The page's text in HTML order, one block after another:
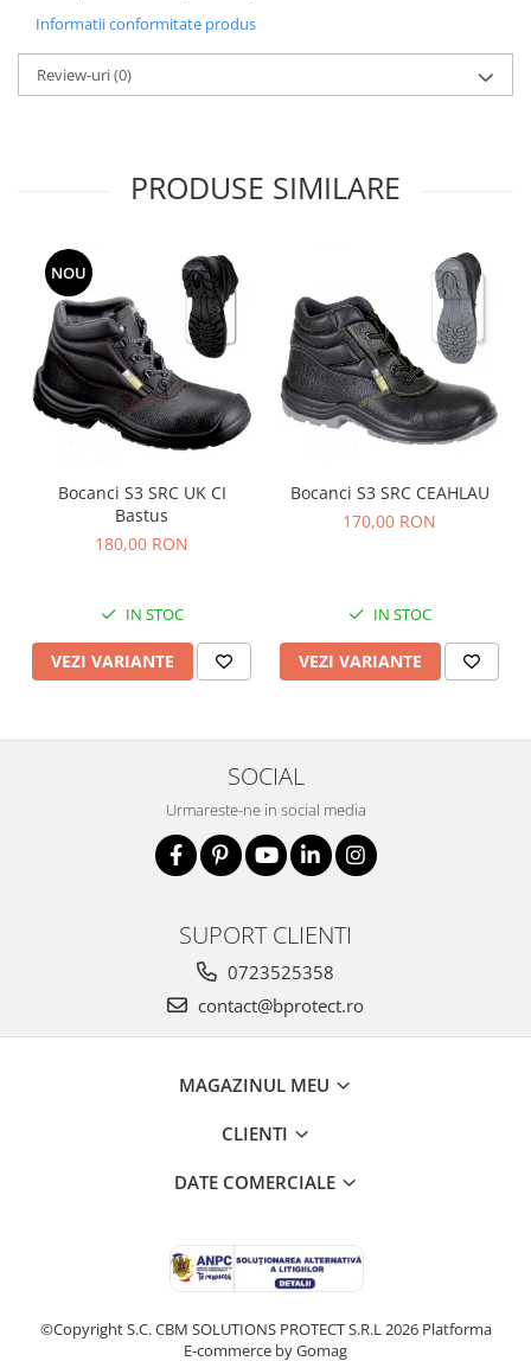
Informatii conformitate produs
Review-uri(0)
PRODUSE SIMILARE
NOU
Bocanci S3 SRC UK CI
Bastus
180,00 RON
IN STOC
VEZI VARIANTE
Bocanci S3 SRC CEAHLAU
170,00 RON
IN STOC
VEZI VARIANTE
SOCIAL
Urmareste-ne in social media
SUPORT CLIENTI
0723525358
contact@bprotect.ro
MAGAZINUL MEU
CLIENTI
DATE COMERCIALE
©Copyright S.C. CBM SOLUTIONS PROTECT S.R.L 2026 Platforma
E-commerce by Gomag